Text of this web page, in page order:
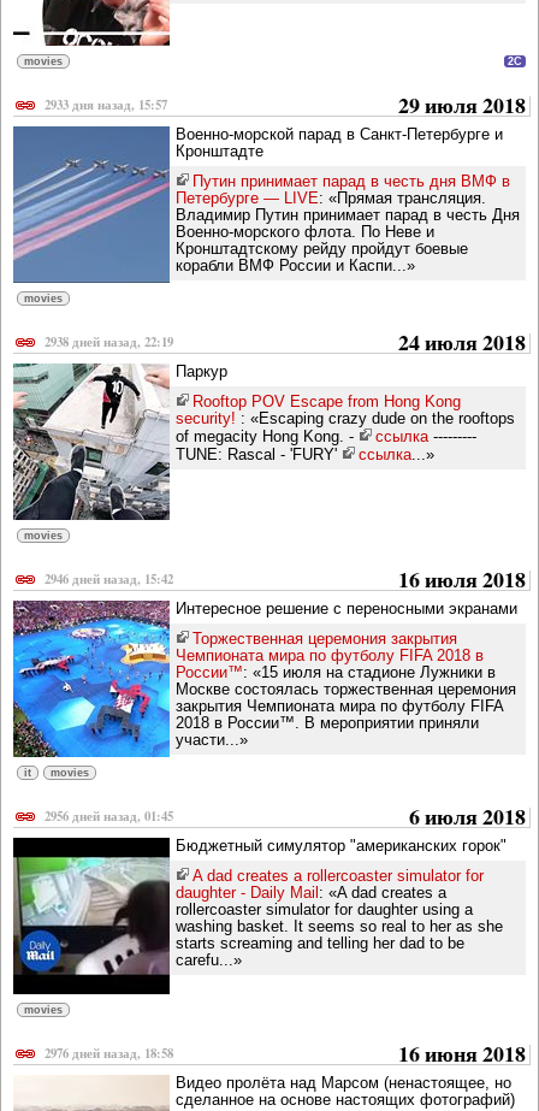
movies 2C
2933 дня назад, 15:57 29 июля 2018
Военно-морской парад в Санкт-Петербурге и
Кронштадте
Путин принимает парад в честь дня ВМФ в
Петербурге — LIVE: «Прямая трансляция.
Владимир Путин принимает парад в честь Дня
Военно-морского флота. По Неве и
Кронштадтскому рейду пройдут боевые
корабли ВМФ России и Каспи...»
movies
2938 дней назад, 22:19 24 июля 2018
Паркур
Rooftop POV Escape from Hong Kong
security! : «Escaping crazy dude on the rooftops
of megacity Hong Kong. -
ссылка---------
TUNE: Rascal - 'FURY'
ссылка...»
movies
2946 дней назад, 15:42 16 июля 2018
Интересное решение с переносными экранами
Торжественная церемония закрытия
Чемпионата мира по футболу FIFA 2018 в
России™: «15 июля на стадионе Лужники в
Москве состоялась торжественная церемония
закрытия Чемпионата мира по футболу FIFA
2018 в России™. В мероприятии приняли
участи...»
it movies
2956 дней назад, 01:45 6 июля 2018
Бюджетный симулятор "американских горок"
A dad creates a rollercoaster simulator for
daughter - Daily Mail : «A dad creates a
rollercoaster simulator for daughter using a
washing basket. It seems so real to her as she
starts screaming and telling her dad to be
carefu...»
movies
2976 дней назад, 18:58 16 июня 2018
Видео пролёта над Марсом (ненастоящее, но
сделанное на основе настоящих фотографий)